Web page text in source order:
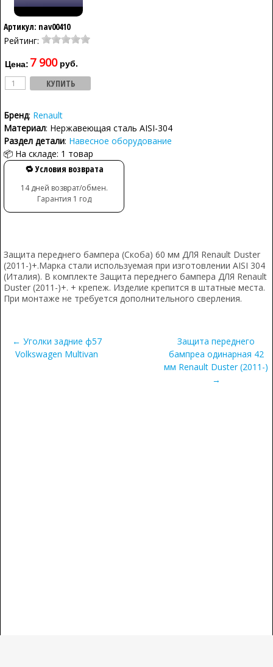
Артикул: nav00410
Рейтинг:
Цена: 7 900руб.
Бренд: Renault
Материал: Нержавеющая сталь AISI-304
Раздел детали: Навесное оборудование
📦 На складе: 1 товар
🔁 Условия возврата
14 дней возврат/обмен.
Гарантия 1 год
Защита переднего бампера (Скоба) 60 мм ДЛЯ Renault Duster
(2011-)+.Марка стали используемая при изготовлении AISI 304
(Италия). В комплекте Защита переднего бампера ДЛЯ Renault
Duster (2011-)+. + крепеж. Изделие крепится в штатные места.
При монтаже не требуется дополнительного сверления.
← Уголки задние ф57
Volkswagen Multivan
Защита переднего
бампреа одинарная 42
мм Renault Duster (2011-)
→